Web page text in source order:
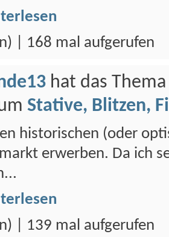
| 168 mal aufgerufen
hat das
Stative, Blitzen,
historischen (oder
erwerben. Da ich
| 139 mal aufgerufen